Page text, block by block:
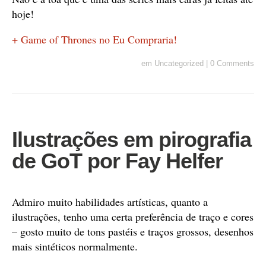
hoje!
+ Game of Thrones no Eu Compraria!
em Uncategorized 0 Comments
Ilustrações em pirografia
de GoT por Fay Helfer
Admiro muito habilidades artísticas, quanto a
ilustrações, tenho uma certa preferência de traço e cores
– gosto muito de tons pastéis e traços grossos, desenhos
mais sintéticos normalmente.